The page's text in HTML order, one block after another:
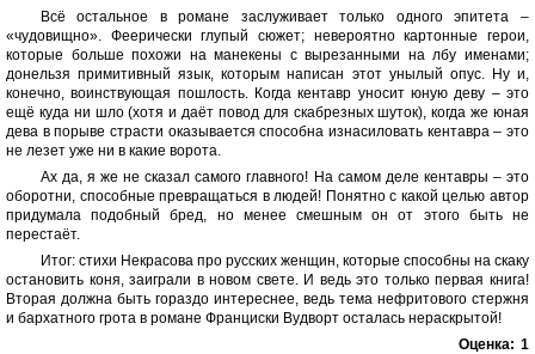
Всё остальное в романе заслуживает только одного эпитета –
«чудовищно». Феерически глупый сюжет; невероятно картонные герои,
которые больше похожи на манекены с вырезанными на лбу именами;
донельзя примитивный язык, которым написан этот унылый опус. Ну и,
конечно, воинствующая пошлость. Когда кентавр уносит юную деву – это
ещё куда ни шло (хотя и даёт повод для скабрезных шуток), когда же юная
дева в порыве страсти оказывается способна изнасиловать кентавра – это
не лезет уже ни в какие ворота.
Ах да, я же не сказал самого главного! На самом деле кентавры – это
оборотни, способные превращаться в людей! Понятно с какой целью автор
придумала подобный бред, но менее смешным он от этого быть не
перестаёт.
Итог: стихи Некрасова про русских женщин, которые способны на скаку
остановить коня, заиграли в новом свете. И ведь это только первая книга!
Вторая должна быть гораздо интереснее, ведь тема нефритового стержня
и бархатного грота в романе Франциски Вудворт осталась нераскрытой!
Оценка: 1